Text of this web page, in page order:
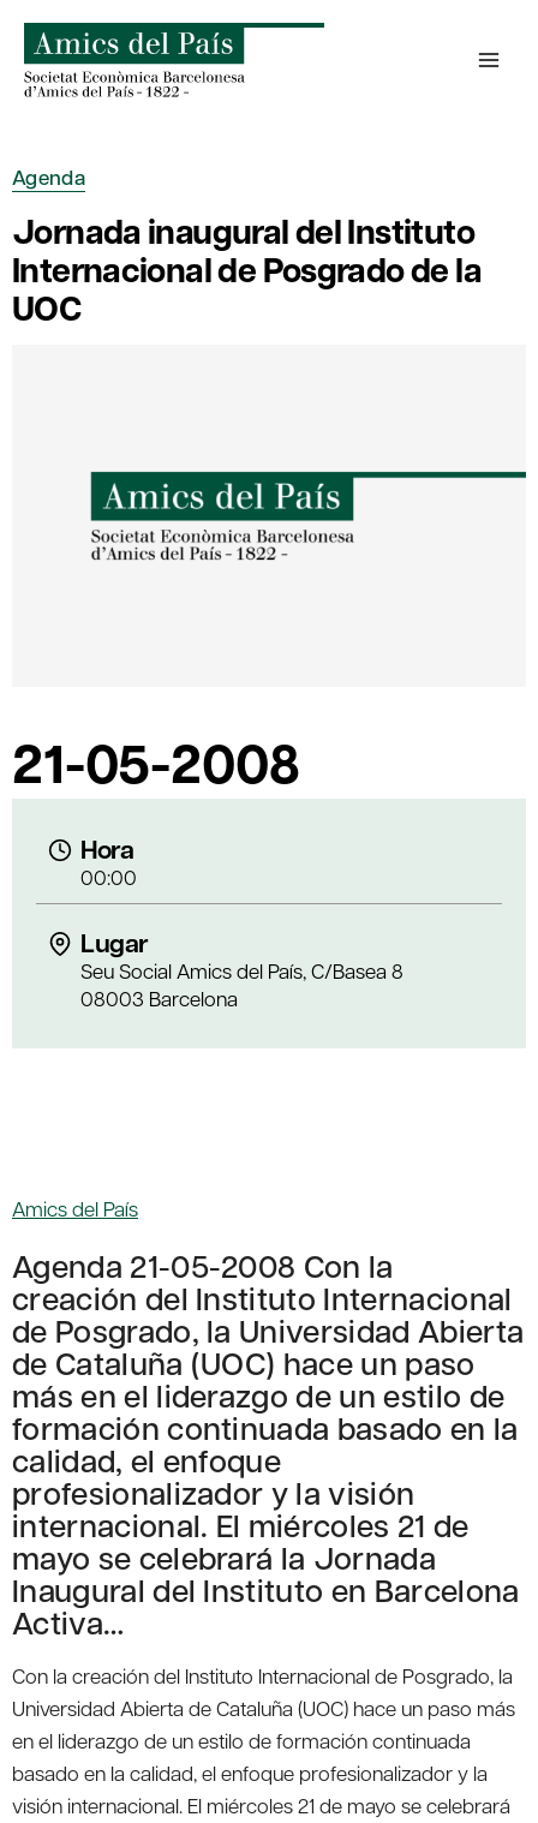
contenido
Agenda
Jornada inaugural del Instituto
Internacional de Posgrado de la
UOC
21-05-2008
Hora
00:00
Lugar
Seu Social Amics del País, C/Basea 8
08003 Barcelona
Amics del País
Agenda 21-05-2008 Con la
creación del Instituto Internacional
de Posgrado, la Universidad Abierta
de Cataluña (UOC) hace un paso
más en el liderazgo de un estilo de
formación continuada basado en la
calidad, el enfoque
profesionalizador y la visión
internacional. El miércoles 21 de
mayo se celebrará la Jornada
Inaugural del Instituto en Barcelona
Activa…
Con la creación del Instituto Internacional de Posgrado, la
Universidad Abierta de Cataluña (UOC) hace un paso más
en el liderazgo de un estilo de formación continuada
basado en la calidad, el enfoque profesionalizador y la
visión internacional. El miércoles 21 de mayo se celebrará